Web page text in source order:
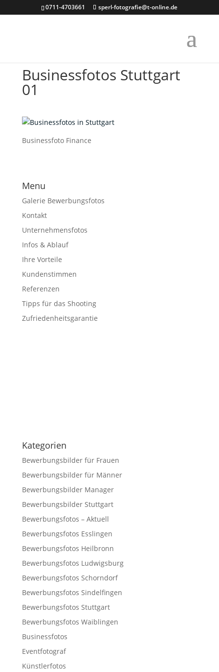
0711-4703661 sperl-fotografie@t-online.de
Businessfotos Stuttgart
01
Businessfoto Finance
Menu
Galerie Bewerbungsfotos
Kontakt
Unternehmensfotos
Infos & Ablauf
Ihre Vorteile
Kundenstimmen
Referenzen
Tipps für das Shooting
Zufriedenheitsgarantie
Kategorien
Bewerbungsbilder für Frauen
Bewerbungsbilder für Männer
Bewerbungsbilder Manager
Bewerbungsbilder Stuttgart
Bewerbungsfotos – Aktuell
Bewerbungsfotos Esslingen
Bewerbungsfotos Heilbronn
Bewerbungsfotos Ludwigsburg
Bewerbungsfotos Schorndorf
Bewerbungsfotos Sindelfingen
Bewerbungsfotos Stuttgart
Bewerbungsfotos Waiblingen
Businessfotos
Eventfotograf
Künstlerfotos